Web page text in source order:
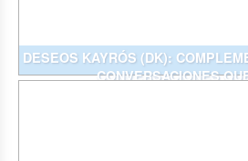
DESEOS KAYRÓS (DK):
CONVERSACIONES